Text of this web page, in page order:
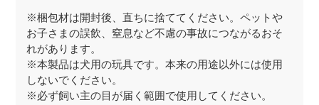
※梱包材は開封後、直ちに捨ててください。ペットや
お子さまの誤飲、窒息など不慮の事故につながるおそ
れがあります。
※本製品は犬用の玩具です。本来の用途以外には使用
しないでください。
※必ず飼い主の目が届く範囲で使用してください。